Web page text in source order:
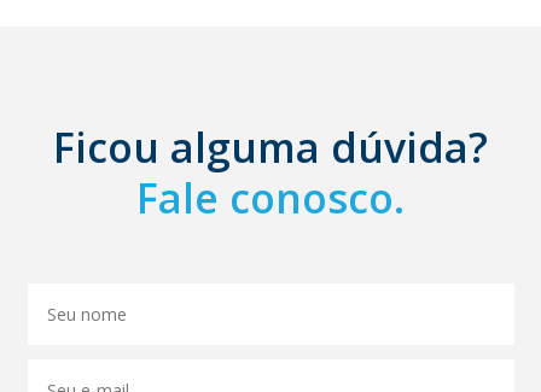
Ficou alguma dúvida?
Fale conosco.